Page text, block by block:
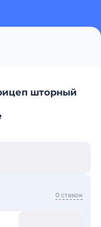
шторный
0 ставок